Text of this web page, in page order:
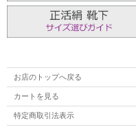
お店のトップへ戻る
カートを見る
特定商取引法表示